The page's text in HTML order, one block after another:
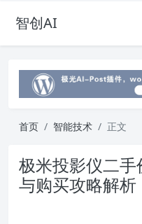
智创AI
首页 智能技术 正文
极米投影仪二
与购买攻略解析